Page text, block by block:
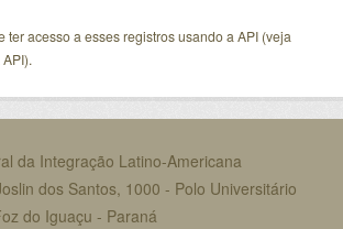
ter acesso a esses registros usando a API (veja
).
da Integração Latino-Americana
dos Santos, 1000 - Polo Universitário
do Iguaçu - Paraná